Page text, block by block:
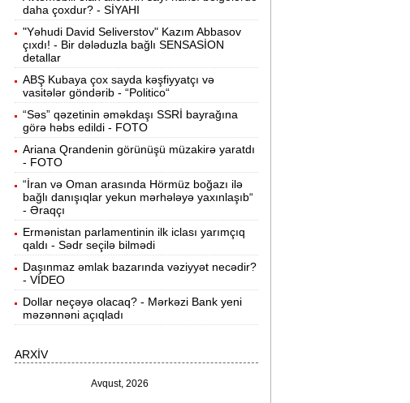
15:28
“Tarqovı”dakı yanğın məhdudlaşdırıldı
-VİDEOLAR
15:13
Velosipedlər Azərbaycana hansı
ölkələrdən və neçəyə gətirilib -
14:59
Pərvin Abıyeva son görünüşü diqqət
çəkdi - FOTOLAR
14:43
Bakıda 70 min manatlıq naqil
oğurlayan şəxs tutuldu -VİDEO
14:26
Samir Şərifova yeni vəzifə verildi -
Prezident Sərəncam imzaladı
14:11 Tovuzda qadın qətlə yetirildi -Şübhəli
qardaşı oğludur
13:56 39 dərəcə isti olacaq -Sabaha olan
hava proqnozu
13:40
Prezident bu səfirlərin yerini dəyişdi -
daha çoxdur? - SİYAHI
"Yəhudi David Seliverstov" Kazım Abbasov
çıxdı! - Bir dələduzla bağlı SENSASİON
detallar
ABŞ Kubaya çox sayda kəşfiyyatçı və
vasitələr göndərib - “Politico“
“Səs” qəzetinin əməkdaşı SSRİ bayrağına
görə həbs edildi - FOTO
Ariana Qrandenin görünüşü müzakirə yaratdı
- FOTO
“İran və Oman arasında Hörmüz boğazı ilə
bağlı danışıqlar yekun mərhələyə yaxınlaşıb“
- Əraqçı
Ermənistan parlamentinin ilk iclası yarımçıq
qaldı - Sədr seçilə bilmədi
Daşınmaz əmlak bazarında vəziyyət necədir?
- VİDEO
Dollar neçəyə olacaq? - Mərkəzi Bank yeni
məzənnəni açıqladı
ARXİV
Avqust, 2026